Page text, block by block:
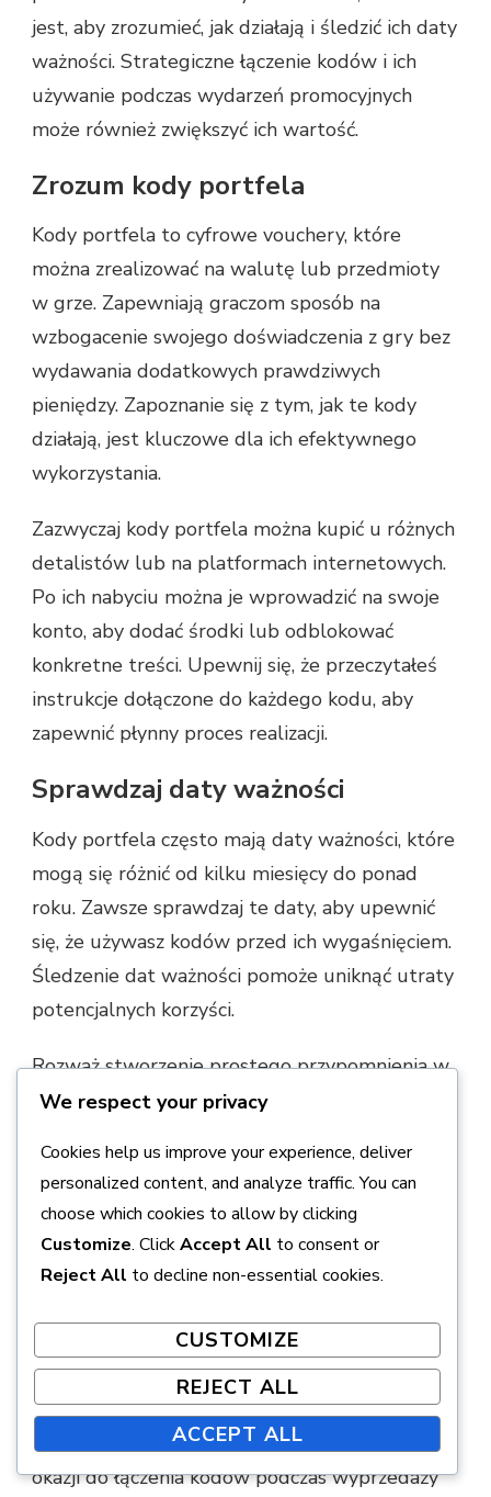
jest, aby zrozumieć, jak działają i śledzić ich daty
ważności. Strategiczne łączenie kodów i ich
używanie podczas wydarzeń promocyjnych
może również zwiększyć ich wartość.
Zrozum kody portfela
Kody portfela to cyfrowe vouchery, które
można zrealizować na walutę lub przedmioty
w grze. Zapewniają graczom sposób na
wzbogacenie swojego doświadczenia z gry bez
wydawania dodatkowych prawdziwych
pieniędzy. Zapoznanie się z tym, jak te kody
działają, jest kluczowe dla ich efektywnego
wykorzystania.
Zazwyczaj kody portfela można kupić u różnych
detalistów lub na platformach internetowych.
Po ich nabyciu można je wprowadzić na swoje
konto, aby dodać środki lub odblokować
konkretne treści. Upewnij się, że przeczytałeś
instrukcje dołączone do każdego kodu, aby
zapewnić płynny proces realizacji.
Sprawdzaj daty ważności
Kody portfela często mają daty ważności, które
mogą się różnić od kilku miesięcy do ponad
roku. Zawsze sprawdzaj te daty, aby upewnić
się, że używasz kodów przed ich wygaśnięciem.
Śledzenie dat ważności pomoże uniknąć utraty
potencjalnych korzyści.
Rozważ stworzenie prostego przypomnienia w
kalendarzu dla każdego kodu, który uzyskasz.
wydatki i upewnić się, że wykorzystasz
wszystkie dostępne kody portfela w
odpowiednim czasie.
Strategicznie łącz kody
Łączenie kodów portfela może
maksymalizować ich skuteczność, szczególnie
jeśli masz wiele kodów, które można
zastosować do tego samego zakupu. Szukaj
okazji do łączenia kodów podczas wyprzedaży
We respect your privacy
Cookies help us improve your experience, deliver
personalized content, and analyze traffic. You can
choose which cookies to allow by clicking
Customize. ClickAccept All to consent or
Reject All to decline non-essential cookies.
CUSTOMIZE
REJECT ALL
ACCEPT ALL